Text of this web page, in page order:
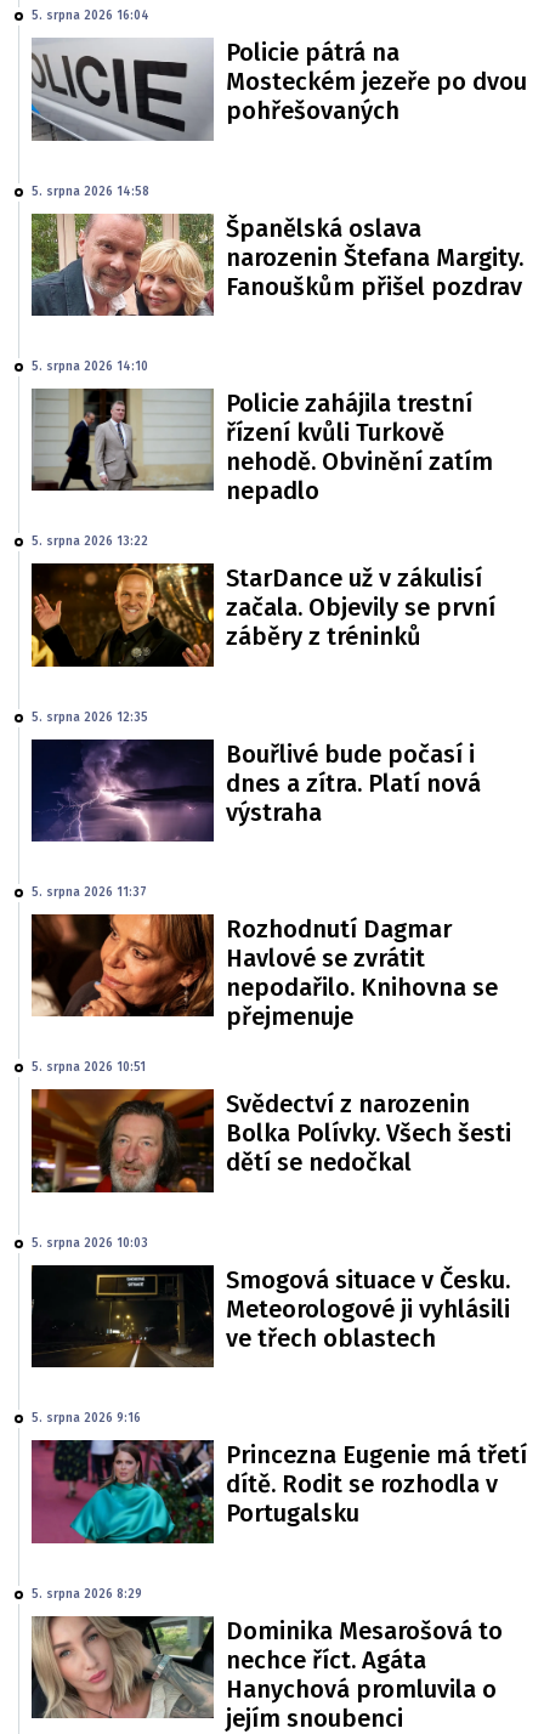
5. srpna 2026 16:04
Policie pátrá na
Mosteckém jezeře po dvou
pohřešovaných
5. srpna 2026 14:58
Španělská oslava
narozenin Štefana Margity.
Fanouškům přišel pozdrav
5. srpna 2026 14:10
Policie zahájila trestní
řízení kvůli Turkově
nehodě. Obvinění zatím
nepadlo
5. srpna 2026 13:22
StarDance už v zákulisí
začala. Objevily se první
záběry z tréninků
5. srpna 2026 12:35
Bouřlivé bude počasí i
dnes a zítra. Platí nová
výstraha
5. srpna 2026 11:37
Rozhodnutí Dagmar
Havlové se zvrátit
nepodařilo. Knihovna se
přejmenuje
5. srpna 2026 10:51
Svědectví z narozenin
Bolka Polívky. Všech šesti
dětí se nedočkal
5. srpna 2026 10:03
Smogová situace v Česku.
Meteorologové ji vyhlásili
ve třech oblastech
5. srpna 2026 9:16
Princezna Eugenie má třetí
dítě. Rodit se rozhodla v
Portugalsku
5. srpna 2026 8:29
Dominika Mesarošová to
nechce říct. Agáta
Hanychová promluvila o
jejím snoubenci